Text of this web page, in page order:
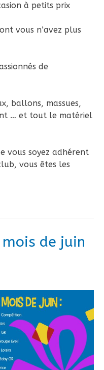
à petits prix
vous n’avez plus
de
ballons, massues,
… et tout le matériel
vous soyez adhérent
vous êtes les
de juin